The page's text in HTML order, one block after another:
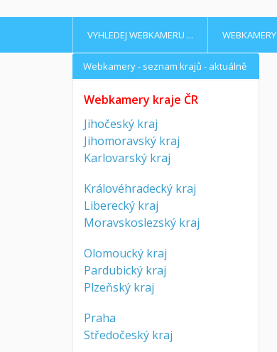
VYHLEDEJ WEBKAMERU ... WEBKAMERY
Webkamery - seznam krajů - aktuálně
Webkamery kraje ČR
Jihočeský kraj
Jihomoravský kraj
Karlovarský kraj
Královéhradecký kraj
Liberecký kraj
Moravskoslezský kraj
Olomoucký kraj
Pardubický kraj
Plzeňský kraj
Praha
Středočeský kraj